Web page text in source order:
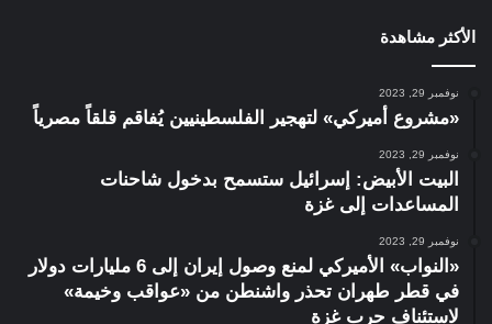
الأكثر مشاهدة
نوفمبر 29, 2023
«مشروع أميركي» لتهجير الفلسطينيين يُفاقم قلقاً مصرياً
نوفمبر 29, 2023
البيت الأبيض: إسرائيل ستسمح بدخول شاحنات
المساعدات إلى غزة
نوفمبر 29, 2023
«النواب» الأميركي لمنع وصول إيران إلى 6 مليارات دولار
في قطر طهران تحذر واشنطن من «عواقب وخيمة»
لاستئناف حرب غزة